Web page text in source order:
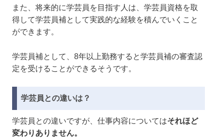
また、将来的に学芸員を目指す人は、学芸員資格を取
得して学芸員補として実践的な経験を積んでいくこと
ができます。
学芸員補として、8年以上勤務すると学芸員補の審査認
定を受けることができるそうです。
学芸員との違いは？
学芸員との違いですが、仕事内容についてはそれほど
変わりありません。